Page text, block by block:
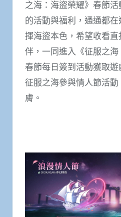
之海：海盜榮耀》春節
的活動與福利，通通都
揮海盜本色，希望收看
伴，一同進入《征服之
春節每日簽到活動獲取
征服之海參與情人節活
膚。